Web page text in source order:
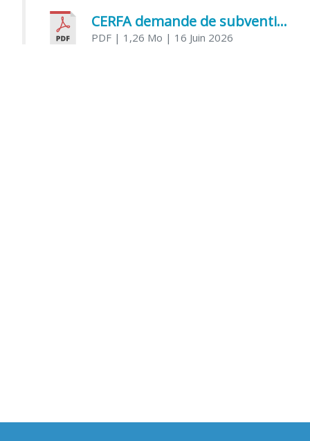
CERFA demande de subvention association
PDF | 1,26 Mo | 16 Juin 2026